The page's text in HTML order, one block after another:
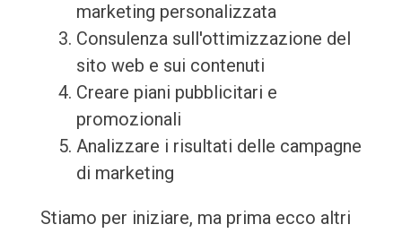
marketing personalizzata
Consulenza sull'ottimizzazione del
sito web e sui contenuti
Creare piani pubblicitari e
promozionali
Analizzare i risultati delle campagne
di marketing
Stiamo per iniziare, ma prima ecco altri